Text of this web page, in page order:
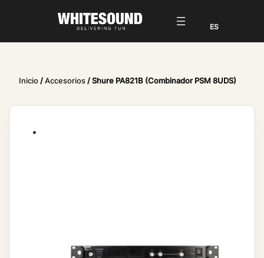
Inicio/Accesorios/ Shure PA821B (Combinador PSM 8UDS)